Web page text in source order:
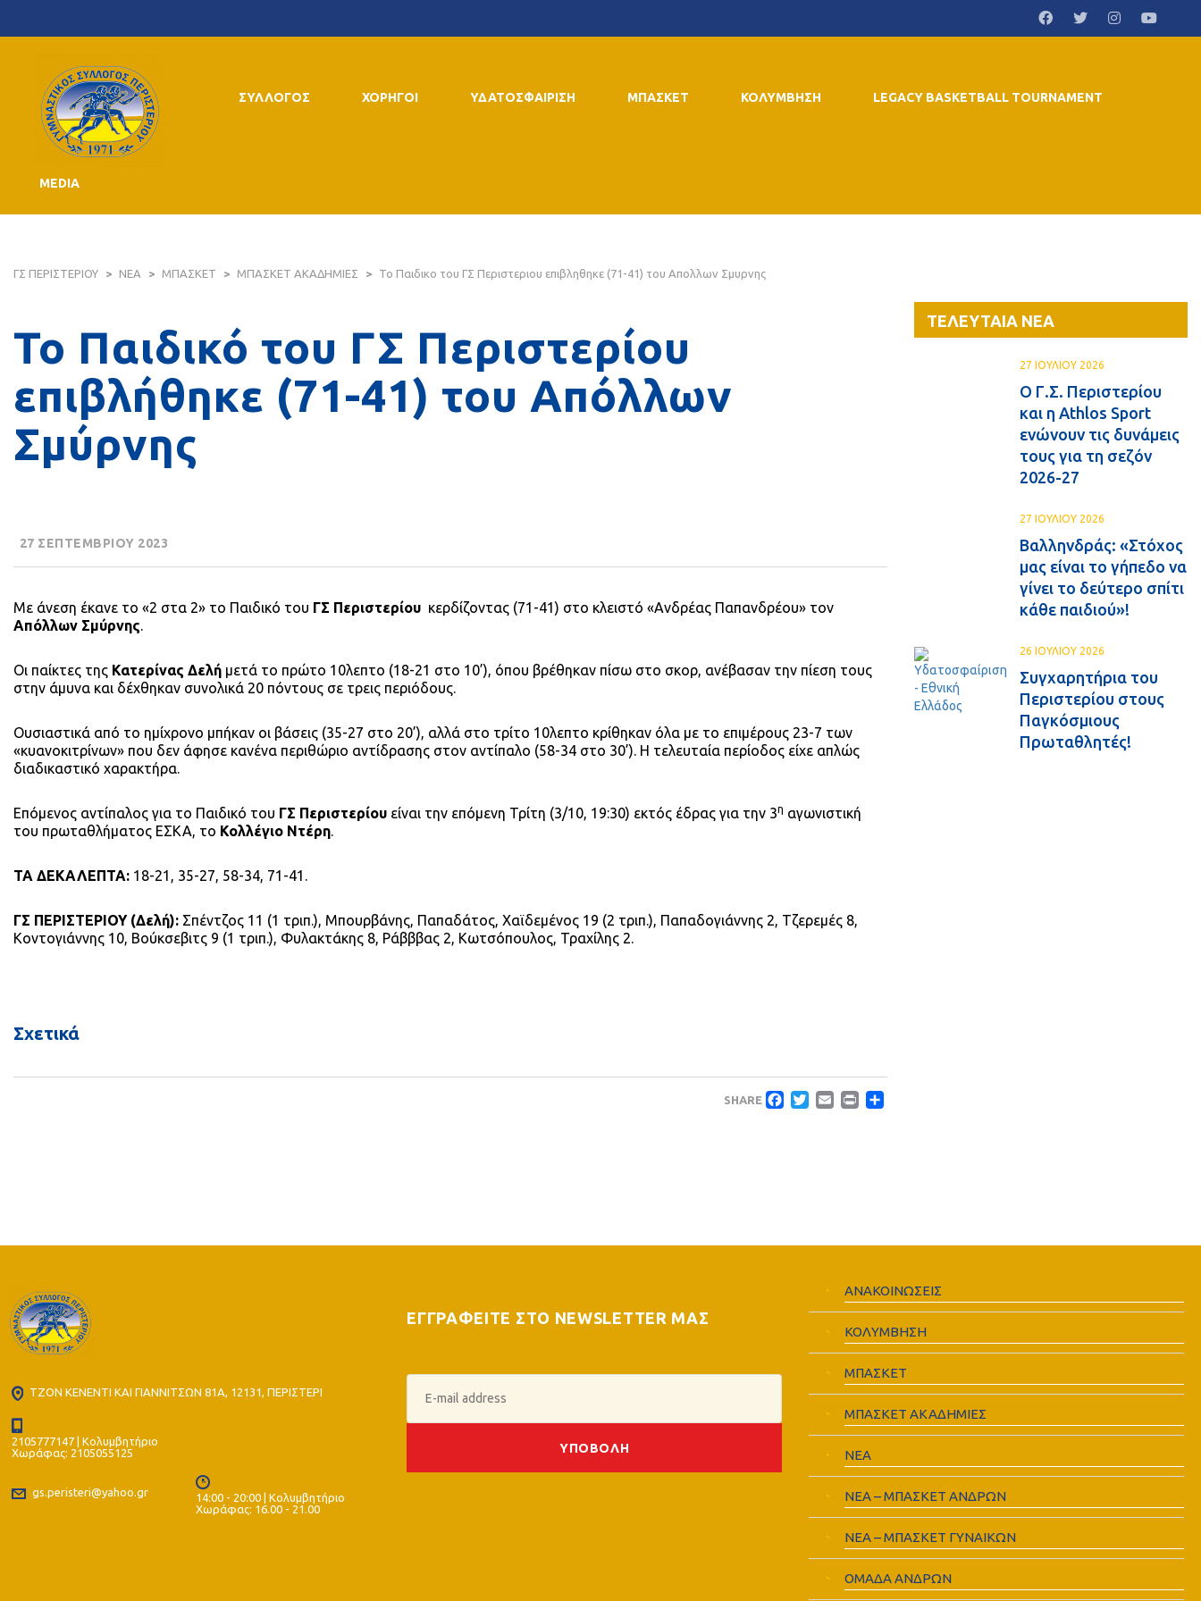
ΣΥΛΛΟΓΟΣ ΧΟΡΗΓΟΙ ΥΔΑΤΟΣΦΑΙΡΙΣΗ ΜΠΑΣΚΕΤ ΚΟΛΥΜΒΗΣΗ LEGACY BASKETBALL TOURNAMENT
MEDIA
ΓΣ ΠΕΡΙΣΤΕΡΙΟΥ > ΝΕΑ > ΜΠΑΣΚΕΤ > ΜΠΑΣΚΕΤ ΑΚΑΔΗΜΙΕΣ > Το Παιδικο του ΓΣ Περιστεριου επιβληθηκε (71-41) του Απολλων Σμυρνης
Το Παιδικό του ΓΣ Περιστερίου
επιβλήθηκε (71-41) του Απόλλων
Σμύρνης
27 ΣΕΠΤΕΜΒΡΙΟΥ 2023
Με άνεση έκανε το «2 στα 2» το Παιδικό του ΓΣ Περιστερίου κερδίζοντας (71-41) στο κλειστό «Ανδρέας Παπανδρέου» τον
Απόλλων Σμύρνης.
Οι παίκτες της Κατερίνας Δελή μετά το πρώτο 10λεπτο (18-21 στο 10’), όπου βρέθηκαν πίσω στο σκορ, ανέβασαν την πίεση τους
στην άμυνα και δέχθηκαν συνολικά 20 πόντους σε τρεις περιόδους.
Ουσιαστικά από το ημίχρονο μπήκαν οι βάσεις (35-27 στο 20’), αλλά στο τρίτο 10λεπτο κρίθηκαν όλα με το επιμέρους 23-7 των
«κυανοκιτρίνων» που δεν άφησε κανένα περιθώριο αντίδρασης στον αντίπαλο (58-34 στο 30’). Η τελευταία περίοδος είχε απλώς
διαδικαστικό χαρακτήρα.
Επόμενος αντίπαλος για το Παιδικό του ΓΣ Περιστερίου είναι την επόμενη Τρίτη (3/10, 19:30) εκτός έδρας για την 3η αγωνιστική
του πρωταθλήματος ΕΣΚΑ, το Κολλέγιο Ντέρη.
ΤΑ ΔΕΚΑΛΕΠΤΑ: 18-21, 35-27, 58-34, 71-41.
ΓΣ ΠΕΡΙΣΤΕΡΙΟΥ (Δελή): Σπέντζος 11 (1 τριπ.), Μπουρβάνης, Παπαδάτος, Χαϊδεμένος 19 (2 τριπ.), Παπαδογιάννης 2, Τζερεμές 8,
Κοντογιάννης 10, Βούκσεβιτς 9 (1 τριπ.), Φυλακτάκης 8, Ράβββας 2, Κωτσόπουλος, Τραχίλης 2.
Σχετικά
SHARE Facebook
Twitter
Email
Print
ΤΕΛΕΥΤΑΙΑ ΝΕΑ
27 ΙΟΥΛΙΟΥ 2026
Ο Γ.Σ. Περιστερίου
και η Athlos Sport
ενώνουν τις δυνάμεις
τους για τη σεζόν
2026-27
27 ΙΟΥΛΙΟΥ 2026
Βαλληνδράς: «Στόχος
μας είναι το γήπεδο να
γίνει το δεύτερο σπίτι
κάθε παιδιού»!
26 ΙΟΥΛΙΟΥ 2026
Συγχαρητήρια του
Περιστερίου στους
Παγκόσμιους
Πρωταθλητές!
ΤΖΟΝ ΚΕΝΕΝΤΙ ΚΑΙ ΓΙΑΝΝΙΤΣΩΝ 81Α, 12131, ΠΕΡΙΣΤΕΡΙ
2105777147 | Κολυμβητήριο
Χωράφας: 2105055125
gs.peristeri@yahoo.gr
14:00 - 20:00 | Κολυμβητήριο
Χωράφας: 16.00 - 21.00
ΕΓΓΡΑΦΕΙΤΕ ΣΤΟ NEWSLETTER ΜΑΣ
ΑΝΑΚΟΙΝΩΣΕΙΣ
ΚΟΛΥΜΒΗΣΗ
ΜΠΑΣΚΕΤ
ΜΠΑΣΚΕΤ ΑΚΑΔΗΜΙΕΣ
ΝΕΑ
ΝΕΑ – ΜΠΑΣΚΕΤ ΑΝΔΡΩΝ
ΝΕΑ – ΜΠΑΣΚΕΤ ΓΥΝΑΙΚΩΝ
ΟΜΑΔΑ ΑΝΔΡΩΝ